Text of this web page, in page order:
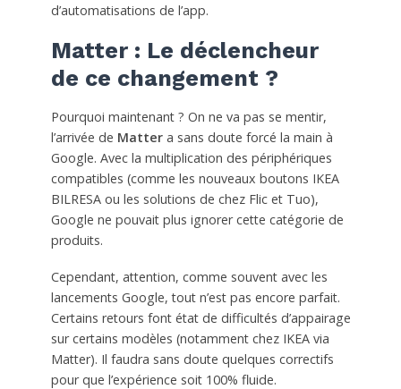
d’automatisations de l’app.
Matter : Le déclencheur
de ce changement ?
Pourquoi maintenant ? On ne va pas se mentir,
l’arrivée de Mattera sans doute forcé la main à
Google. Avec la multiplication des périphériques
compatibles (comme les nouveaux boutons IKEA
BILRESA ou les solutions de chez Flic et Tuo),
Google ne pouvait plus ignorer cette catégorie de
produits.
Cependant, attention, comme souvent avec les
lancements Google, tout n’est pas encore parfait.
Certains retours font état de difficultés d’appairage
sur certains modèles (notamment chez IKEA via
Matter). Il faudra sans doute quelques correctifs
pour que l’expérience soit 100% fluide.